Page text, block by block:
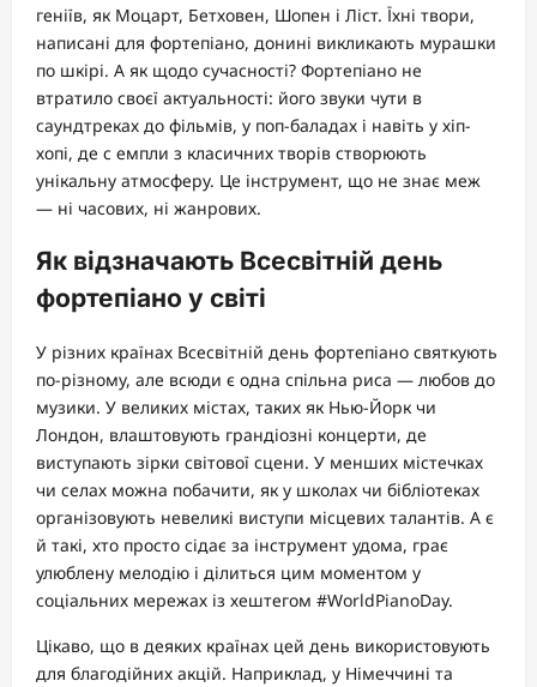
геніїв, як Моцарт, Бетховен, Шопен і Ліст. Їхні твори,
написані для фортепіано, донині викликають мурашки
по шкірі. А як щодо сучасності? Фортепіано не
втратило своєї актуальності: його звуки чути в
саундтреках до фільмів, у поп-баладах і навіть у хіп-
хопі, де с емпли з класичних творів створюють
унікальну атмосферу. Це інструмент, що не знає меж
— ні часових, ні жанрових.
Як відзначають Всесвітній день
фортепіано у світі
У різних країнах Всесвітній день фортепіано святкують
по-різному, але всюди є одна спільна риса — любов до
музики. У великих містах, таких як Нью-Йорк чи
Лондон, влаштовують грандіозні концерти, де
виступають зірки світової сцени. У менших містечках
чи селах можна побачити, як у школах чи бібліотеках
організовують невеликі виступи місцевих талантів. А є
й такі, хто просто сідає за інструмент удома, грає
улюблену мелодію і ділиться цим моментом у
соціальних мережах із хештегом #WorldPianoDay.
Цікаво, що в деяких країнах цей день використовують
для благодійних акцій. Наприклад, у Німеччині та